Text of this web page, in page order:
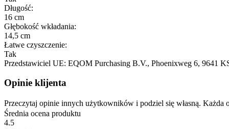
Długość:
16 cm
Głębokość wkładania:
14,5 cm
Łatwe czyszczenie:
Tak
Przedstawiciel UE: EQOM Purchasing B.V., Phoenixweg 6, 9641
Opinie klijenta
Przeczytaj opinie innych użytkowników i podziel się własną.
Średnia ocena produktu
4.5